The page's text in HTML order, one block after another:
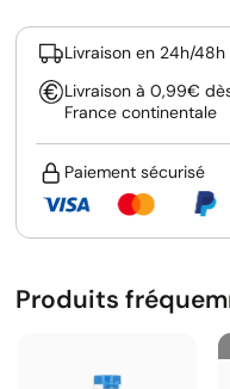
Livraison en 24h/
Livraison à 0,99€
France continentale
Paiement sécurisé
Produits